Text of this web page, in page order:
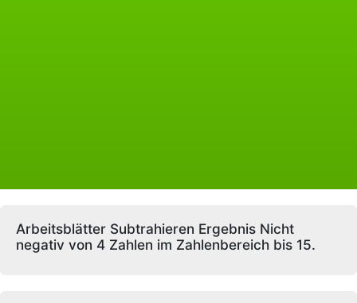
Arbeitsblätter Subtrahieren Ergebnis Nicht
negativ von 4 Zahlen im Zahlenbereich bis 15.